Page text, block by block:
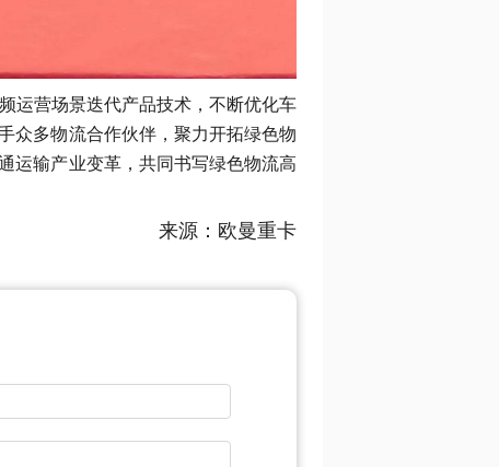
运营场景迭代产品技术，不断优化车
众多物流合作伙伴，聚力开拓绿色物
运输产业变革，共同书写绿色物流高
来源：欧曼重卡